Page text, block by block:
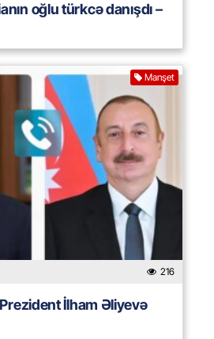
oğlu türkcə danışdı –
Manşet
216
İlham Əliyevə